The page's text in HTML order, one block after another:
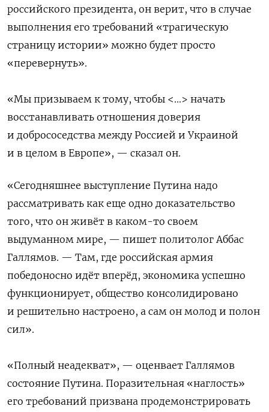
российского президента, он верит, что в случае
выполнения его требований «трагическую
страницу истории» можно будет просто
«перевернуть».
«Мы призываем к тому, чтобы <...> начать
восстанавливать отношения доверия
и добрососедства между Россией и Украиной
и в целом в Европе», — сказал он.
«Сегодняшнее выступление Путина надо
рассматривать как еще одно доказательство
того, что он живёт в каком-то своем
выдуманном мире, — пишет политолог Аббас
Галлямов. — Там, где российская армия
победоносно идёт вперёд, экономика успешно
функционирует, общество консолидировано
и решительно настроено, а сам он молод и полон
сил».
«Полный неадекват», — оценвает Галлямов
состояние Путина. Поразительная «наглость»
его требований призвана продемонстрировать